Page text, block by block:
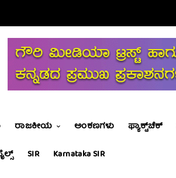
ರಾಜಕೀಯ ಅಂಕಣಗಳು ಫ್ಯಾಕ್ಟ್‌ಚೆಕ್
SIR Karnataka SIR